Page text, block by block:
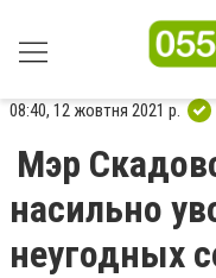
08:40, 12 жовтня 2021 р.
Мэр
насильно
неугодных